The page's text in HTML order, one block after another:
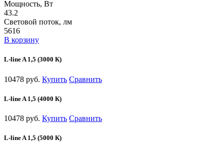
Мощность, Вт
43.2
Световой поток, лм
5616
В корзину
L-line A 1,5 (3000 К)
10478 руб. Купить Сравнить
L-line A 1,5 (4000 К)
10478 руб. Купить Сравнить
L-line A 1,5 (5000 К)